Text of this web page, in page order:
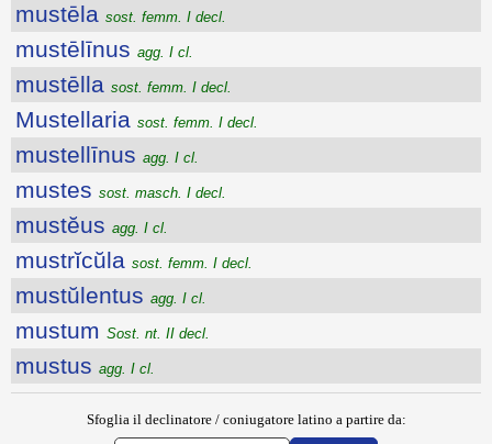
mustēla sost. femm. I decl.
mustēlīnus agg. I cl.
mustēlla sost. femm. I decl.
Mustellaria sost. femm. I decl.
mustellīnus agg. I cl.
mustes sost. masch. I decl.
mustĕus agg. I cl.
mustrĭcŭla sost. femm. I decl.
mustŭlentus agg. I cl.
mustum Sost. nt. II decl.
mustus agg. I cl.
Sfoglia il declinatore / coniugatore latino a partire da: